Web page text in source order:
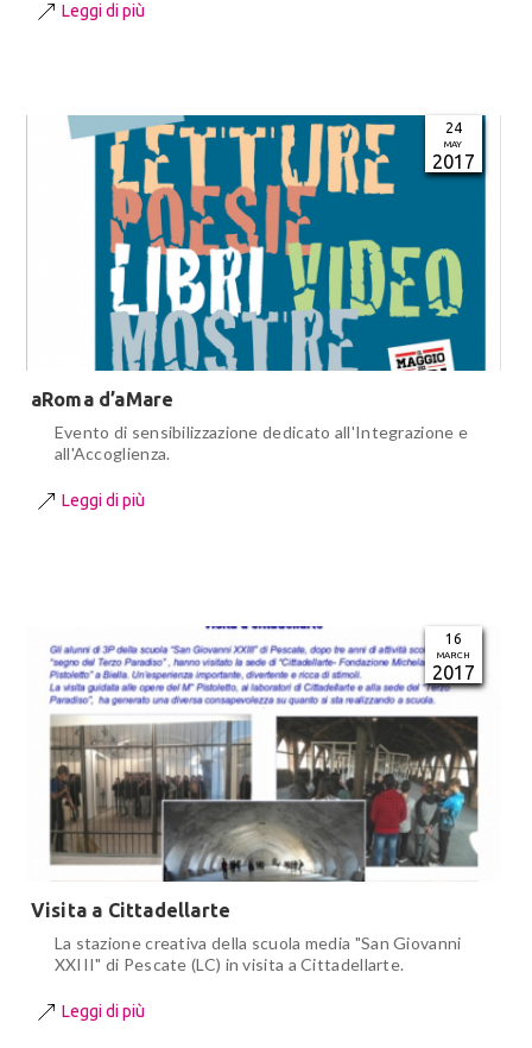
Leggi di più
24
MAY
2017
aRoma d’aMare
Evento di sensibilizzazione dedicato all'Integrazione e
all'Accoglienza.
Leggi di più
16
MARCH
2017
Visita a Cittadellarte
La stazione creativa della scuola media "San Giovanni
XXIII" di Pescate (LC) in visita a Cittadellarte.
Leggi di più